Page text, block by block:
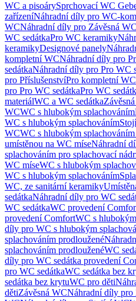
WC a pisoárySprchovací WC
zařízeníNáhradní díly pro WC-
WCNáhradní díly pro Závěsná WC
WC sedátkaPro WC keramiky
keramikyDesignové panely
kompletní WCNáhradní díly pro
sedátkaNáhradní díly pro Pro WC
pro PříslušenstvíPro kompletní WC
pro Pro WC sedátkaPro WC
materiálWC a WC sedátka
WCWC s hlubokým splachováním
WC s hlubokým splachováním
WCWC s hlubokým
umístěnou na WC míseNáhradní
splachováním pro splachovací
WC míseWC s hlubokým
WC s hlubokým splachováním
WC, ze sanitární keramiky
sedátkaNáhradní díly pro WC
WC sedátkaWC provedení
provedení ComfortWC s
díly pro WC s hlubokým
splachováním prodloužené
splachováním prodlouženéWC
díly pro WC sedátka provedení
pro WC sedátkaWC sedátka bez
sedátka bez krytuWC pro děti
dětiZávěsná WCNáhradní díly pro